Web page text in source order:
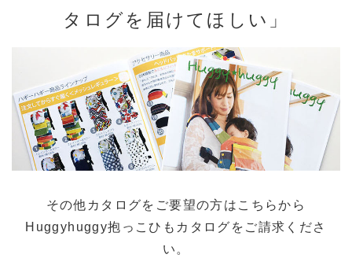
タログを届けてほしい」
その他カタログをご要望の方はこちらから
Huggyhuggy抱っこひもカタログをご請求くださ
い。